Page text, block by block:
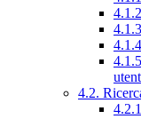
4.2.